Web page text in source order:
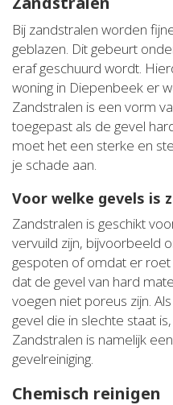
Bij zandstralen worden
geblazen. Dit gebeurt
eraf geschuurd wordt.
woning in Diepenbeek er
Zandstralen is een vorm
toegepast als de gevel
moet het een sterke en
je schade aan.
Voor welke gevels is
Zandstralen is geschikt
vervuild zijn, bijvoorbeeld
gespoten of omdat er roet
dat de gevel van hard
voegen niet poreus zijn.
gevel die in slechte staat
Zandstralen is namelijk
gevelreiniging.
Chemisch reinigen